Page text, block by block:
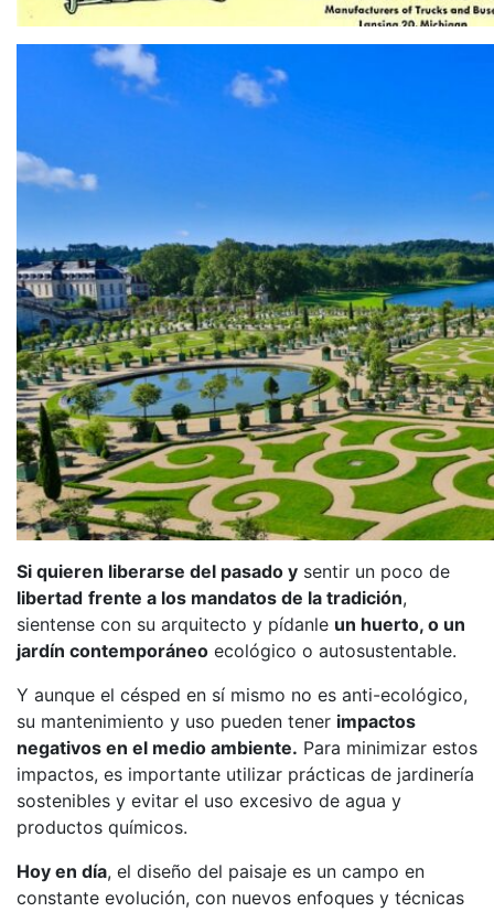
Si quieren liberarse del pasado y sentir un poco de
libertad frente a los mandatos de la tradición,
sientense con su arquitecto y pídanle un huerto, o un
jardín contemporáneo ecológico o autosustentable.
Y aunque el césped en sí mismo no es anti-ecológico,
su mantenimiento y uso pueden tener impactos
negativos en el medio ambiente. Para minimizar estos
impactos, es importante utilizar prácticas de jardinería
sostenibles y evitar el uso excesivo de agua y
productos químicos.
Hoy en día, el diseño del paisaje es un campo en
constante evolución, con nuevos enfoques y técnicas